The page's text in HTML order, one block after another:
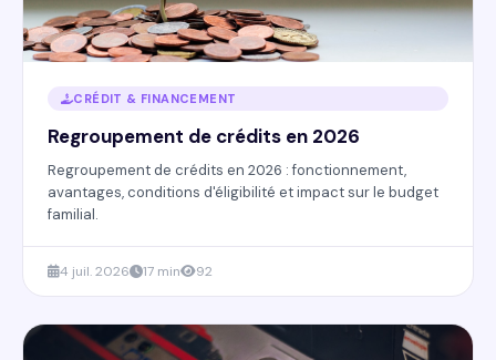
CRÉDIT & FINANCEMENT
Regroupement de crédits en 2026
Regroupement de crédits en 2026 : fonctionnement,
avantages, conditions d'éligibilité et impact sur le budget
familial.
4 juil. 2026 17 min 92